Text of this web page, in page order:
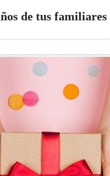
de tus familiares